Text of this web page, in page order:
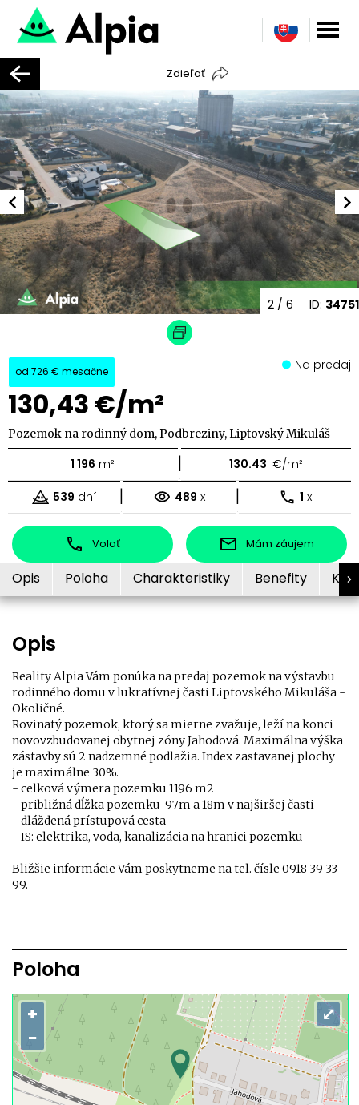
Zdieľať
ID: 34751
2 / 6
od 726 € mesačne
130,43 €/m²
Na predaj
Pozemok na rodinný dom, Podbreziny, Liptovský Mikuláš
1 196 m² | 130.43 €/m²
539 dní | 489 x | 1 x
Volať Mám záujem
Opis Poloha Charakteristiky Benefity
Opis
Reality Alpia Vám ponúka na predaj pozemok na výstavbu
rodinného domu v lukratívnej časti Liptovského Mikuláša -
Okoličné.
Rovinatý pozemok, ktorý sa mierne zvažuje, leží na konci
novovzbudovanej obytnej zóny Jahodová. Maximálna výška
zástavby sú 2 nadzemné podlažia. Index zastavanej plochy
je maximálne 30%.
- celková výmera pozemku 1196 m2
- približná dĺžka pozemku 97m a 18m v najširšej časti
- dláždená prístupová cesta
- IS: elektrika, voda, kanalizácia na hranici pozemku
Bližšie informácie Vám poskytneme na tel. čísle 0918 39 33
99.
Poloha
+
−
⤢